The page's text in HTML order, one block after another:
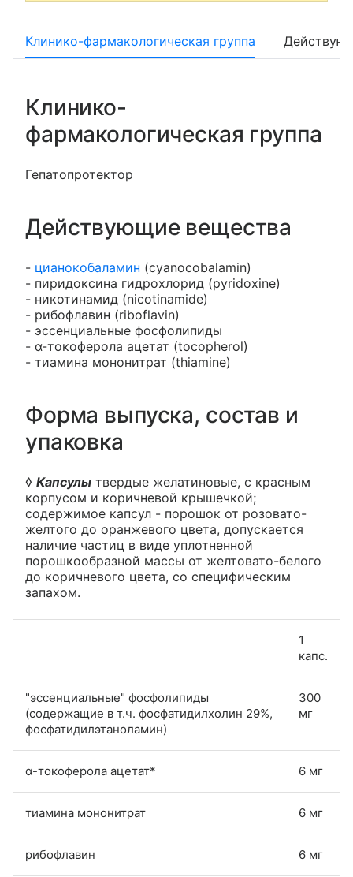
Клинико-фармакологическая группа
Клинико-
фармакологическая группа
Гепатопротектор
Действующие вещества
- цианокобаламин (cyanocobalamin)
- пиридоксина гидрохлорид (pyridoxine)
- никотинамид (nicotinamide)
- рибофлавин (riboflavin)
- эссенциальные фосфолипиды
- α-токоферола ацетат (tocopherol)
- тиамина мононитрат (thiamine)
Форма выпуска, состав и
упаковка
◊ Капсулы твердые желатиновые, с красным
корпусом и коричневой крышечкой;
содержимое капсул - порошок от розовато-
желтого до оранжевого цвета, допускается
наличие частиц в виде уплотненной
порошкообразной массы от желтовато-белого
до коричневого цвета, со специфическим
запахом.
1
капс.
"эссенциальные" фосфолипиды
(содержащие в т.ч. фосфатидилхолин 29%,
фосфатидилэтаноламин)
300
мг
α-токоферола ацетат* 6 мг
тиамина мононитрат 6 мг
рибофлавин 6 мг